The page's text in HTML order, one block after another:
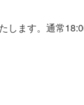
ます。通常